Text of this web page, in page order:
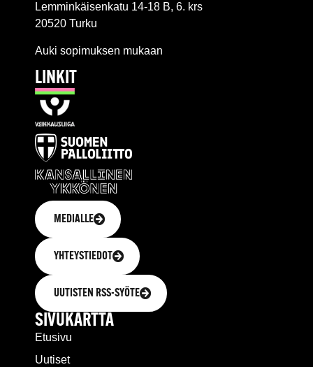
Lemminkäisenkatu 14-18 B, 6. krs
20520 Turku
Auki sopimuksen mukaan
LINKIT
MEDIALLE
YHTEYSTIEDOT
UUTISTEN RSS-SYÖTE
SIVUKARTTA
Etusivu
Uutiset